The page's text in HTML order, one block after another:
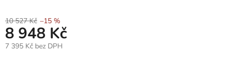
10 527 Kč –15 %
8 948 Kč
7 395 Kč bez DPH